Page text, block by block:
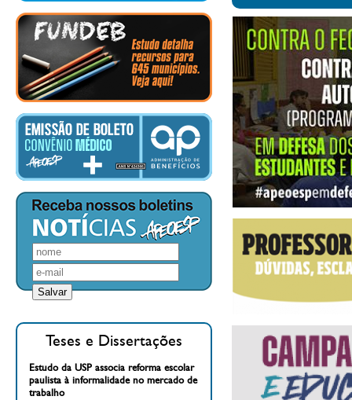
Teses e Dissertações
Estudo da USP associa reforma escolar
paulista à informalidade no mercado de
trabalho